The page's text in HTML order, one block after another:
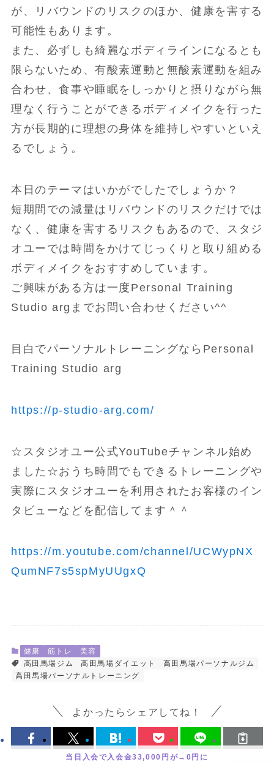
が、リバウンドのリスクのほか、健康を害する
可能性もあります。
また、必ずしも綺麗なボディラインになるとも
限らないため、有酸素運動と無酸素運動を組み
合わせ、食事や睡眠をしっかりと摂りながら無
理なく行うことができるボディメイクを行った
方が長期的に理想の身体を維持しやすいといえ
るでしょう。
本日のテーマはいかがでしたでしょうか？
短期間での減量はリバウンドのリスクだけでは
なく、健康を害するリスクもあるので、スタジ
オユーでは時間をかけてじっくりと取り組める
ボディメイクをおすすめしています。
ご興味がある方は一度Personal Training
Studio argまでお問い合わせください^^
目白でパーソナルトレーニングならPersonal
Training Studio arg
https://p-studio-arg.com/
☆スタジオユー公式YouTubeチャンネル始め
ました☆おうち時間でもできるトレーニングや
実際にスタジオユーを利用されたお客様のイン
タビューなどを配信してます＾＾
https://m.youtube.com/channel/UCWypNX
QumNF7s5spMyUUgxQ
健康 筋トレ
美容
高田馬場ジム
高田馬場ダイエット
高田馬場パーソナルジム
高田馬場パーソナルトレーニング
よかったらシェアしてね！
当日入会で入会金33,000円が→0円に